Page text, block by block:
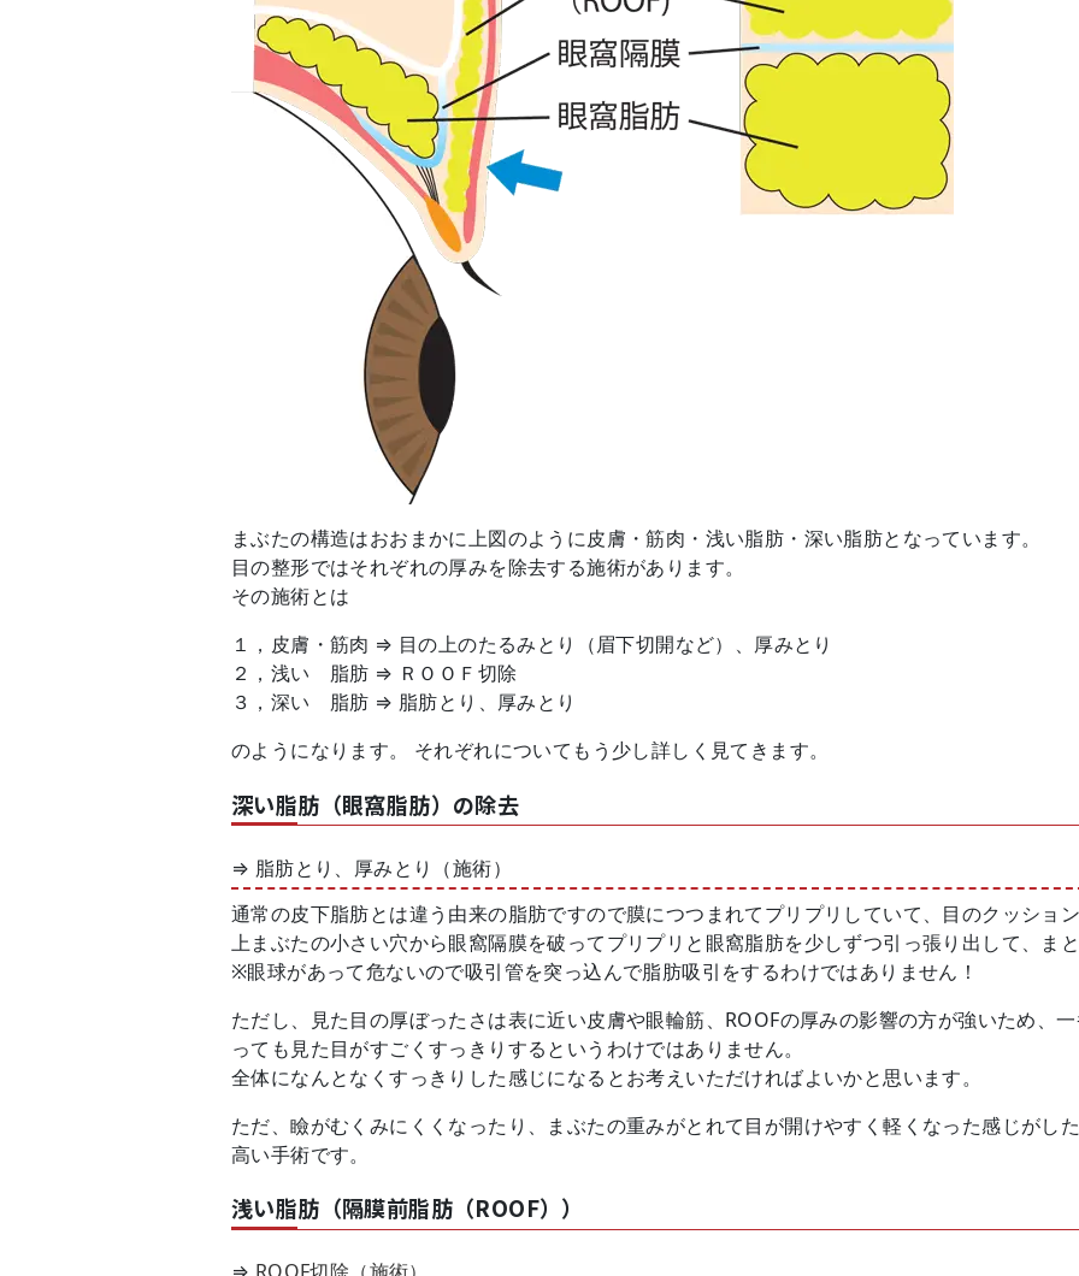
まぶたの構造はおおまかに上図のように皮膚・筋肉・浅い脂肪・深い脂肪となっています。
目の整形ではそれぞれの厚みを除去する施術があります。
その施術とは
１，皮膚・筋肉 ⇒ 目の上のたるみとり（眉下切開など）、厚みとり
２，浅い 脂肪 ⇒ ＲＯＯＦ切除
３，深い 脂肪 ⇒ 脂肪とり、厚みとり
のようになります。 それぞれについてもう少し詳しく見てきます。
深い脂肪（眼窩脂肪）の除去
⇒ 脂肪とり、厚みとり（施術）
通常の皮下脂肪とは違う由来の脂肪ですので膜につつまれてプリプリしていて、目のクッショ
上まぶたの小さい穴から眼窩隔膜を破ってプリプリと眼窩脂肪を少しずつ引っ張り出して、ま
※眼球があって危ないので吸引管を突っ込んで脂肪吸引をするわけではありません！
ただし、見た目の厚ぼったさは表に近い皮膚や眼輪筋、ROOFの厚みの影響の方が強いため、
っても見た目がすごくすっきりするというわけではありません。
全体になんとなくすっきりした感じになるとお考えいただければよいかと思います。
ただ、瞼がむくみにくくなったり、まぶたの重みがとれて目が開けやすく軽くなった感じがし
高い手術です。
浅い脂肪（隔膜前脂肪（ROOF））